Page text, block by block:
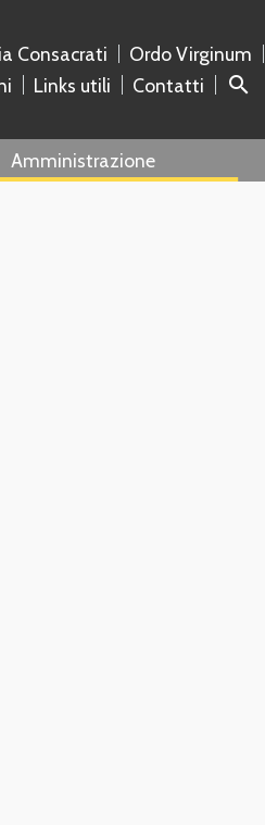
Consacrati
Ordo Virginum
Links utili Contatti search
Amministrazione